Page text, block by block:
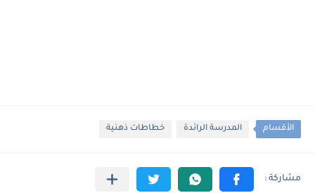
الأقسام المدرسة الرائدة خطاطات ذهنية